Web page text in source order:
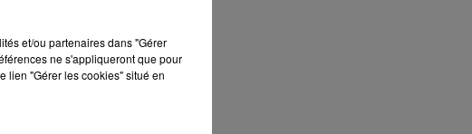
et/ou partenaires dans "Gérer
ne s'appliqueront que pour
lien "Gérer les cookies" situé en